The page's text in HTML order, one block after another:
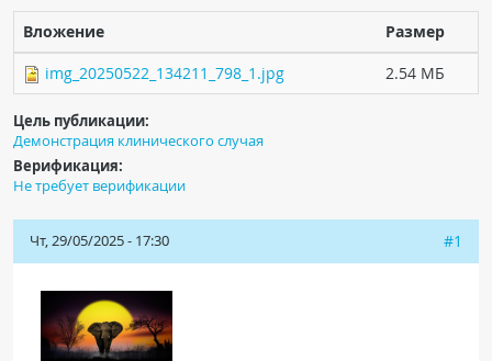
Вложение
Размер
img_20250522_134211_798_1.jpg
2.54 МБ
Цель публикации:
Демонстрация клинического случая
Верификация:
Не требует верификации
Чт, 29/05/2025 - 17:30 #1